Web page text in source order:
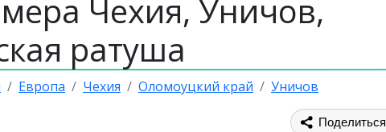
Чехия, Уничов,
ратуша
Европа Чехия Оломоуцкий край Уничов
Поделиться